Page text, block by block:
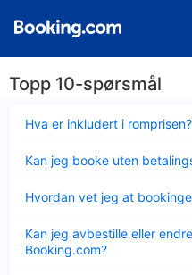
Topp 10-spørsmål
Hva er inkludert i romprisen?
mindre
Kan jeg booke uten
mindre
Hvordan vet jeg at
mindre
Kan jeg avbestille eller
Booking.com?
mindre